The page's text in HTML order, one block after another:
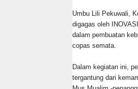
Umbu Lili Pekuwali,
digagas oleh
dalam pembuatan
copas semata.
Dalam kegiatan ini,
tergantung dari